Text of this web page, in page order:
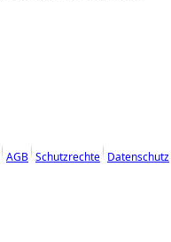
AGB Schutzrechte Datenschutz